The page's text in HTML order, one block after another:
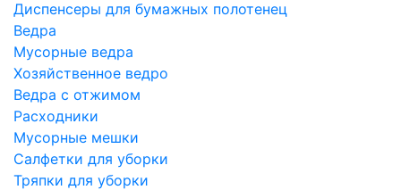
Диспенсеры для бумажных полотенец
Ведра
Мусорные ведра
Хозяйственное ведро
Ведра с отжимом
Расходники
Мусорные мешки
Салфетки для уборки
Тряпки для уборки